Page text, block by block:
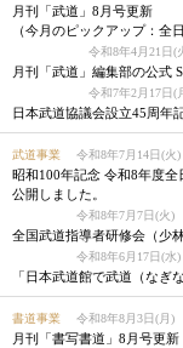
月刊「武道」8月号更新
（今月のピックアップ：全
令和8年4月21日(
月刊「武道」編集部の公式
令和7年2月17日(
日本武道協議会設立45周年
武道事業 令和8年7月14日(火)
昭和100年記念 令和8年度
公開しました。
令和8年7月7日(火)
全国武道指導者研修会（少
令和8年6月17日(水)
「日本武道館で武道（なぎ
書道事業 令和8年8月3日(月)
月刊「書写書道」8月号更新